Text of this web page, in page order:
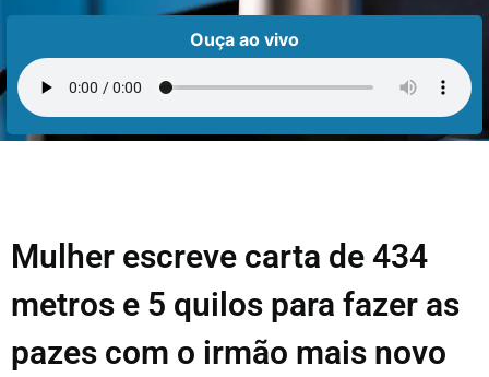
Ouça ao vivo
Mulher escreve carta de 434
metros e 5 quilos para fazer as
pazes com o irmão mais novo